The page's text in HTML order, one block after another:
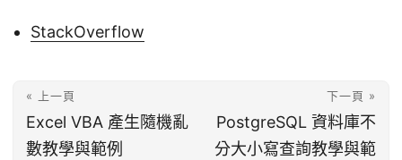
StackOverflow
« 上一頁
Excel VBA 產生隨機亂
數教學與範例
下一頁 »
PostgreSQL 資料庫不
分大小寫查詢教學與範